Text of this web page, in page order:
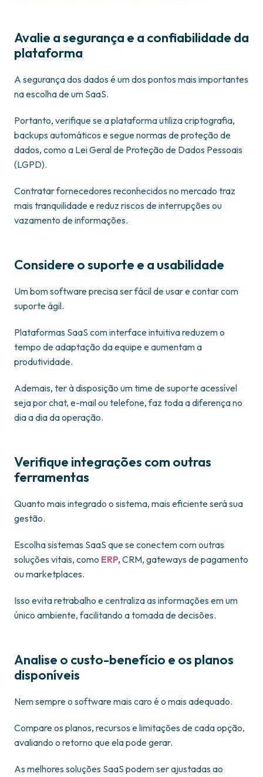
Avalie a segurança e a confiabilidade da
plataforma
A segurança dos dados é um dos pontos mais importantes
na escolha de um SaaS.
Portanto, verifique se a plataforma utiliza criptografia,
backups automáticos e segue normas de proteção de
dados, como a Lei Geral de Proteção de Dados Pessoais
(LGPD).
Contratar fornecedores reconhecidos no mercado traz
mais tranquilidade e reduz riscos de interrupções ou
vazamento de informações.
Considere o suporte e a usabilidade
Um bom software precisa ser fácil de usar e contar com
suporte ágil.
Plataformas SaaS com interface intuitiva reduzem o
tempo de adaptação da equipe e aumentam a
produtividade.
Ademais, ter à disposição um time de suporte acessível
seja por chat, e-mail ou telefone, faz toda a diferença no
dia a dia da operação.
Verifique integrações com outras
ferramentas
Quanto mais integrado o sistema, mais eficiente será sua
gestão.
Escolha sistemas SaaS que se conectem com outras
soluções vitais, como ERP, CRM, gateways de pagamento
ou marketplaces.
Isso evita retrabalho e centraliza as informações em um
único ambiente, facilitando a tomada de decisões.
Analise o custo-benefício e os planos
disponíveis
Nem sempre o software mais caro é o mais adequado.
Compare os planos, recursos e limitações de cada opção,
avaliando o retorno que ela pode gerar.
As melhores soluções SaaS podem ser ajustadas ao